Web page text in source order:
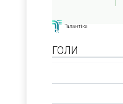
Талантіка
ГОЛИ